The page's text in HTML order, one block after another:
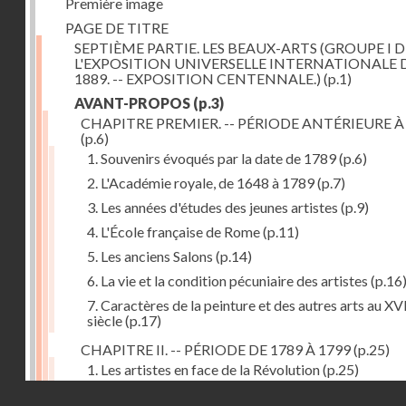
PAGE DE TITRE
SEPTIÈME PARTIE. LES BEAUX-ARTS (GROUPE I
L'EXPOSITION UNIVERSELLE INTERNATIONALE
1889. -- EXPOSITION CENTENNALE.) (p.1)
AVANT-PROPOS (p.3)
CHAPITRE PREMIER. -- PÉRIODE ANTÉRIEURE
(p.6)
1. Souvenirs évoqués par la date de 1789(p.6)
2. L'Académie royale, de 1648 à 1789(p.7)
3. Les années d'études des jeunes artistes (p.9)
4. L'École française de Rome(p.11)
5. Les anciens Salons (p.14)
6. La vie et la condition pécuniaire des artistes (p.16)
7. Caractères de la peinture et des autres arts au
siècle(p.17)
CHAPITRE II. -- PÉRIODE DE 1789 À 1799(p.25)
1. Les artistes en face de la Révolution(p.25)